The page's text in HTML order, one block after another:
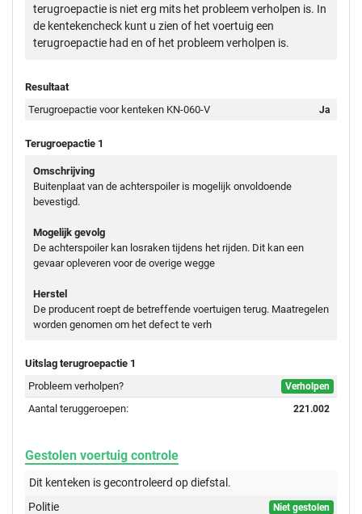
terugroepactie is niet erg mits het probleem verholpen is. In
de kentekencheck kunt u zien of het voertuig een
terugroepactie had en of het probleem verholpen is.
Resultaat
Terugroepactie voor kenteken KN-060-V
Ja
Terugroepactie 1
Omschrijving
Buitenplaat van de achterspoiler is mogelijk onvoldoende
bevestigd.
Mogelijk gevolg
De achterspoiler kan losraken tijdens het rijden. Dit kan een
gevaar opleveren voor de overige wegge
Herstel
De producent roept de betreffende voertuigen terug. Maatregelen
worden genomen om het defect te verh
Uitslag terugroepactie 1
Probleem verholpen?
Verholpen
Aantal teruggeroepen: 221.002
Gestolen voertuig controle
Dit kenteken is gecontroleerd opdiefstal.
Politie
Niet gestolen